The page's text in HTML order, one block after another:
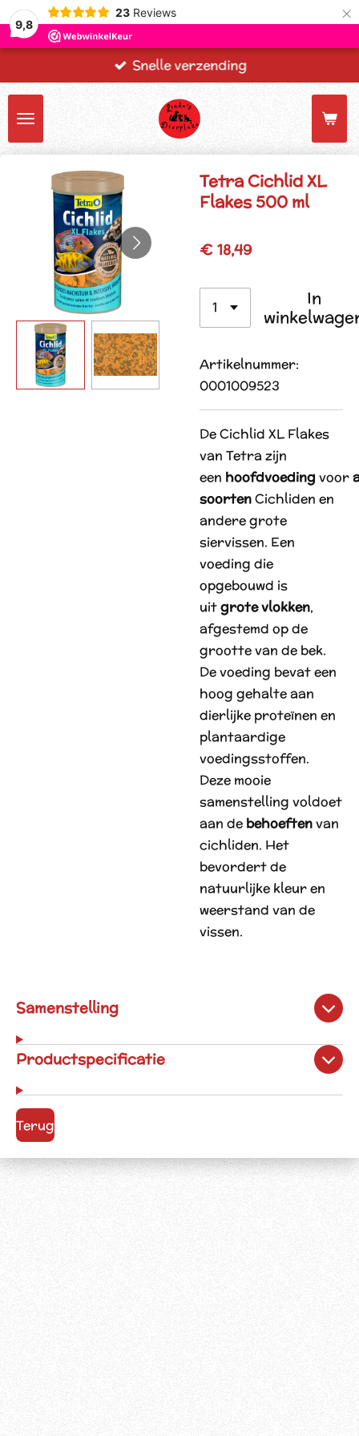
9,8
23 Reviews ×
Snelle verzending
Tetra Cichlid XL
Flakes 500 ml
€ 18,49
In
Artikelnummer:
0001009523
DeCichlid XL Flakes
van Tetra zijn
een hoofdvoeding voor
soortenCichliden en
andere grote
siervissen. Een
voeding die
opgebouwd is
uitgrote vlokken,
afgestemd op de
grootte van de bek.
De voeding bevat een
hoog gehalte aan
dierlijke proteïnen en
plantaardige
voedingsstoffen.
Deze mooie
samenstelling voldoet
aan de behoeftenvan
cichliden. Het
bevordert de
natuurlijke kleur en
weerstand van de
vissen.
Samenstelling
Productspecificatie
Terug